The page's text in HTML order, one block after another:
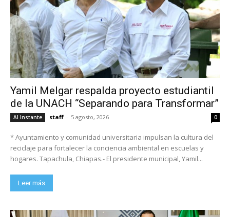
Yamil Melgar respalda proyecto estudiantil
de la UNACH “Separando para Transformar”
Al Instante staff - 5 agosto, 2026 0
* Ayuntamiento y comunidad universitaria impulsan la cultura del
reciclaje para fortalecer la conciencia ambiental en escuelas y
hogares. Tapachula, Chiapas.- El presidente municipal, Yamil...
Leer más